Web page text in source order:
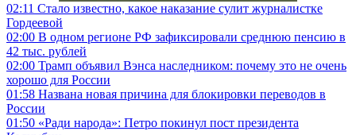
02:11 Стало известно, какое наказание сулит журналистке
Гордеевой
02:00 В одном регионе РФ зафиксировали среднюю пенсию в
42 тыс. рублей
02:00 Трамп объявил Вэнса наследником: почему это не очень
хорошо для России
01:58 Названа новая причина для блокировки переводов в
России
01:50 «Ради народа»: Петро покинул пост президента